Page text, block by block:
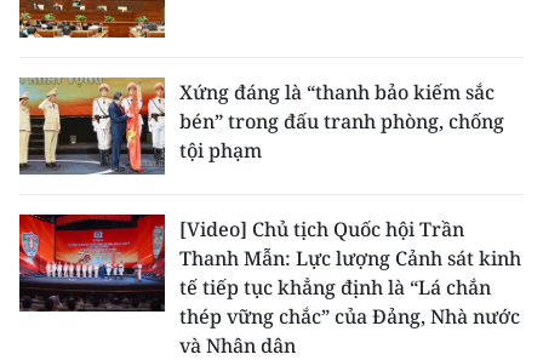
Xứng đáng là “thanh bảo kiếm sắc
bén” trong đấu tranh phòng, chống
tội phạm
[Video] Chủ tịch Quốc hội Trần
Thanh Mẫn: Lực lượng Cảnh sát kinh
tế tiếp tục khẳng định là “Lá chắn
thép vững chắc” của Đảng, Nhà nước
và Nhân dân